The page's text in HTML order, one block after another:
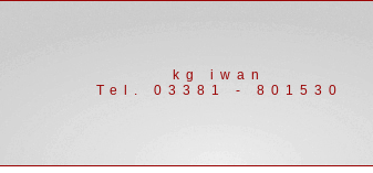
kg iwan
Tel. 03381 - 801530